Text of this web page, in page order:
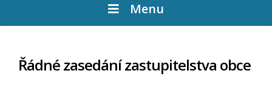
Menu
Řádné zasedání zastupitelstva obce